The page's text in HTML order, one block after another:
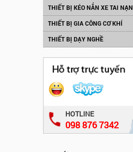
THIẾT BỊ KÉO NẮN XE TAI NẠN
THIẾT BỊ GIA CÔNG CƠ KHÍ
THIẾT BỊ DẠY NGHỀ
HOTLINE
098 876 7342